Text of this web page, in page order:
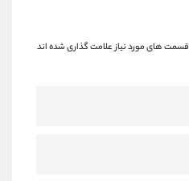
قسمت های مورد نیاز علامت گذاری شده اند